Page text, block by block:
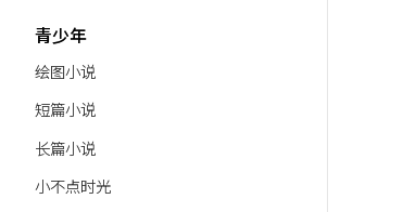
青少年
绘图小说
短篇小说
长篇小说
小不点时光